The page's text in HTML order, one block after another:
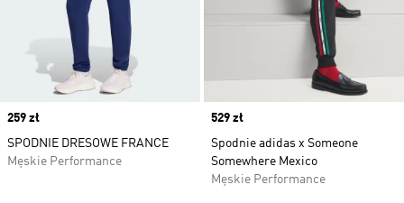
Price
259 zł
SPODNIE DRESOWE FRANCE
Męskie Performance
Price
529 zł
Spodnie adidas x Someone
Somewhere Mexico
Męskie Performance